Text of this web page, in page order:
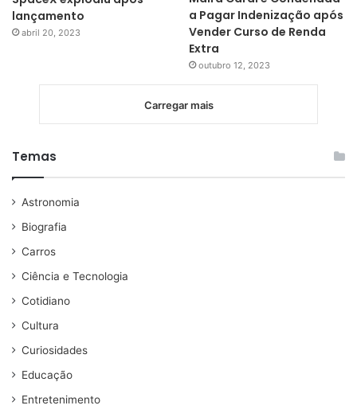
lançamento
abril 20, 2023
a Pagar Indenização após
Vender Curso de Renda
Extra
outubro 12, 2023
Carregar mais
Temas
Astronomia
Biografia
Carros
Ciência e Tecnologia
Cotidiano
Cultura
Curiosidades
Educação
Entretenimento